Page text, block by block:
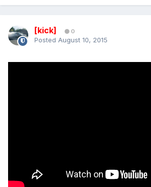
[kick] 0
Posted August 10, 2015